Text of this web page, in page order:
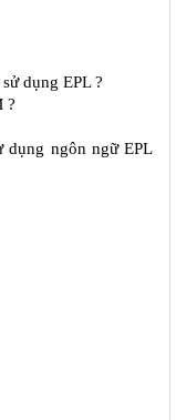
dụng EPL ?
?
dụng ngôn ngữ EPL